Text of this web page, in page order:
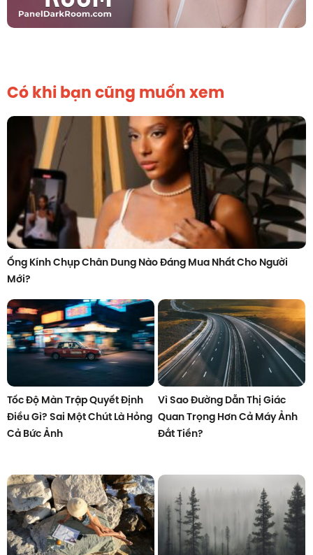
Có khi bạn cũng muốn xem
Ống Kính Chụp Chân Dung Nào Đáng Mua Nhất Cho Người
Mới?
Tốc Độ Màn Trập Quyết Định
Điều Gì? Sai Một Chút Là Hỏng
Cả Bức Ảnh
Vì Sao Đường Dẫn Thị Giác
Quan Trọng Hơn Cả Máy Ảnh
Đắt Tiền?